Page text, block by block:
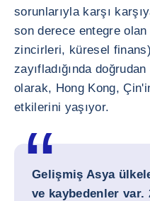
sorunlarıyla karşı
son derece entegre
zincirleri, küresel
zayıfladığında
olarak, Hong Kong,
etkilerini yaşıyor.
Gelişmiş Asya
ve kaybedenler